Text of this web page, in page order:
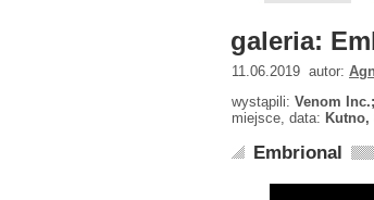
galeria:
11.06.2019 autor:
wystąpili: Venom
miejsce, data: Kutno,
Embrional